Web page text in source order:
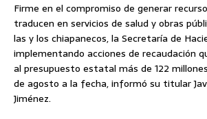
Firme en el compromiso de generar
traducen en servicios de salud y obras
las y los chiapanecos, la Secretaría de
implementando acciones de recaudación
al presupuesto estatal más de 122
de agosto a la fecha, informó su titular
Jiménez.